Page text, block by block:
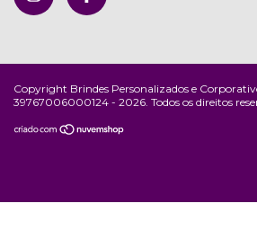
Copyright Brindes Personalizados e
39767006000124 - 2026. Todos os direitos